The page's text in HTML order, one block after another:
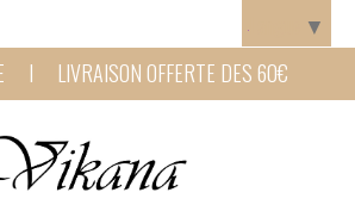
I LIVRAISON OFFERTE DES 60€
▼